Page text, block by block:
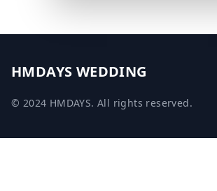
HMDAYS WEDDING
© 2024 HMDAYS. All rights reserved.